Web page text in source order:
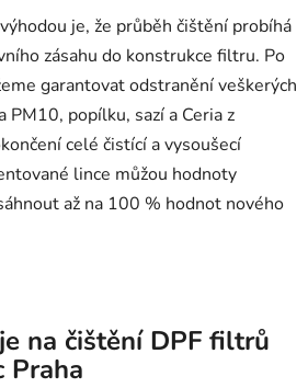
je, že průběh čištění probíhá
zásahu do konstrukce filtru. Po
garantovat odstranění veškerých
PM10, popílku, sazí a Ceria z
celé čistící a vysoušecí
lince můžou hodnoty
až na 100 % hodnot nového
na čištění DPF filtrů
Praha